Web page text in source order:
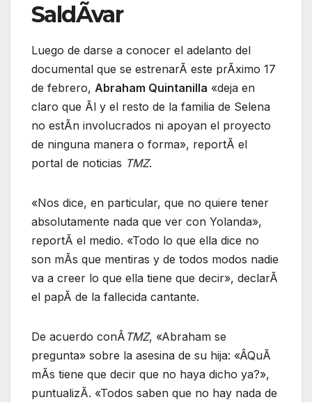
SaldÃvar
Luego de darse a conocer el adelanto del
documental que se estrenarÃ este prÃximo 17
de febrero, Abraham Quintanilla «deja en
claro que Ãl y el resto de la familia de Selena
no estÃn involucrados ni apoyan el proyecto
de ninguna manera o forma», reportÃ el
portal de noticias TMZ.
«Nos dice, en particular, que no quiere tener
absolutamente nada que ver con Yolanda»,
reportÃ el medio. «Todo lo que ella dice no
son mÃs que mentiras y de todos modos nadie
va a creer lo que ella tiene que decir», declarÃ
el papÃ de la fallecida cantante.
De acuerdo conÂ TMZ, «Abraham se
pregunta» sobre la asesina de su hija: «ÂQuÃ
mÃs tiene que decir que no haya dicho ya?»,
puntualizÃ. «Todos saben que no hay nada de